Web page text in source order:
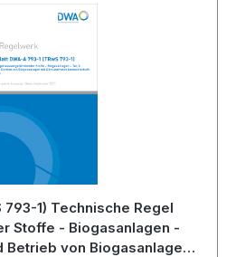
793-1) Technische Regel
Stoffe - Biogasanlagen -
Betrieb von Biogasanlagen